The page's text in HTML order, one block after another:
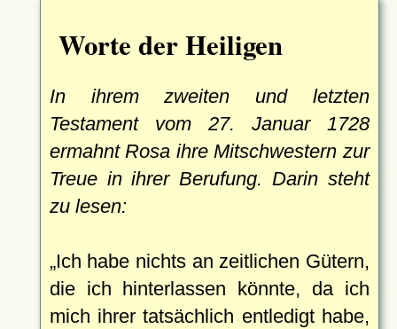
Worte der Heiligen
In ihrem zweiten und letzten
Testament vom 27. Januar 1728
ermahnt Rosa ihre Mitschwestern zur
Treue in ihrer Berufung. Darin steht
zu lesen:
Ich habe nichts an zeitlichen Gütern,
die ich hinterlassen könnte, da ich
mich ihrer tatsächlich entledigt habe,